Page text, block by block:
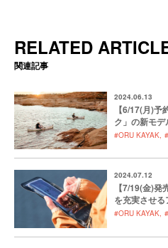
RELATED
関連記事
2024.06.13
【6/17(月)
ク」の新モ
#ORU KAYAK
2024.07.12
【7/19(金)
を充実させ
#ORU KAYAK